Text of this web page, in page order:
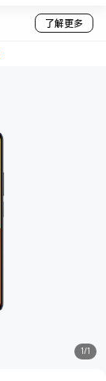
了解更多
1/1